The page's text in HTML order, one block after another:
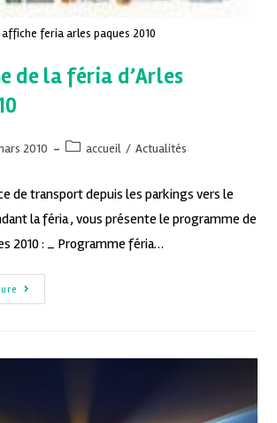
affiche feria arles paques 2010
de la féria d’Arles
2010 accueil / Actualités
de transport depuis les parkings vers le
la féria , vous présente le programme de
2010 : _ Programme féria…